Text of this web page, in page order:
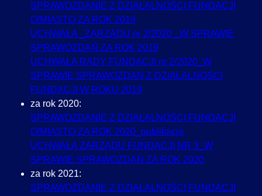
SPRAWOZDANIE Z DZIAŁALNOŚCI FUNDACJI
O!MIASTO ZA ROK 2019
UCHWAŁA _ZARZĄDU nr 2/2020 _W SPRAWIE
SPRAWOZDAŃ ZA ROK 2019
UCHWAŁA RADY FUNDACJI nr 2/2020_W
SPRAWIE SPRAWOZDAŃ Z DZIAŁALNOŚCI
FUNDACJI W ROKU 2019
za rok 2020:
SPRAWOZDANIE Z DZIAŁALNOŚCI FUNDACJI
O!MIASTO ZA ROK 2020_publikacja
UCHWAŁA ZARZĄDU FUNDACJI NR 3_W
SPRAWIE SPRAWOZDAŃ ZA ROK 2020
za rok 2021:
SPRAWOZDANIE Z DZIAŁALNOŚCI FUNDACJI